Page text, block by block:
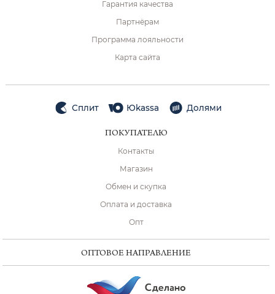
Гарантия качества
Партнёрам
Программа лояльности
Карта сайта
Сплит Юkassa Долями
ПОКУПАТЕЛЮ
Контакты
Магазин
Обмен и скупка
Оплата и доставка
Опт
ОПТОВОЕ НАПРАВЛЕНИЕ